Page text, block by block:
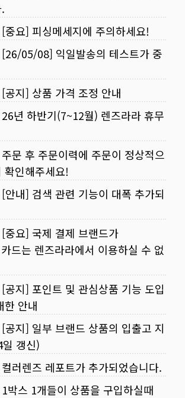
[중요] 피싱메세지에 주의하세요!
[26/05/08] 익일발송의 테스트가 중
[공지] 상품 가격 조정 안내
26년 하반기(7~12월) 렌즈라라 휴무
주문 후 주문이력에 주문이 정상적으
확인해주세요!
[안내] 검색 관련 기능이 대폭 추가되
[중요] 국제 결제 브랜드가
드는 렌즈라라에서 이용하실 수 없
[공지] 포인트 및 관심상품 기능 도입
한 안내
[공지] 일부 브랜드 상품의 입출고 지
갱신)
컬러렌즈 레포트가 추가되었습니다.
1박스 1개들이 상품을 구입하실때